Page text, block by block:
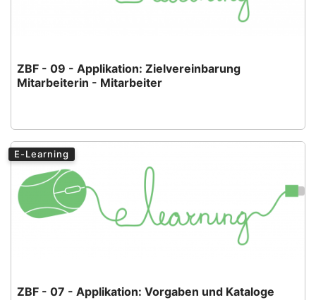
ZBF - 09 - Applikation: Zielvereinbarung
Mitarbeiterin - Mitarbeiter
E-Learning
ZBF - 07 - Applikation: Vorgaben und Kataloge